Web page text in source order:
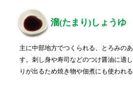
溜(たまり)しょうゆ
主に中部地方でつくられる、とろみの
す。刺し身や寿司などのつけ醤油に適
りが出るため焼き物や佃煮にも使われる